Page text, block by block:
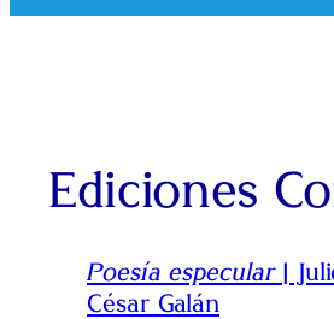
Ediciones
Poesía especular |
César Galán